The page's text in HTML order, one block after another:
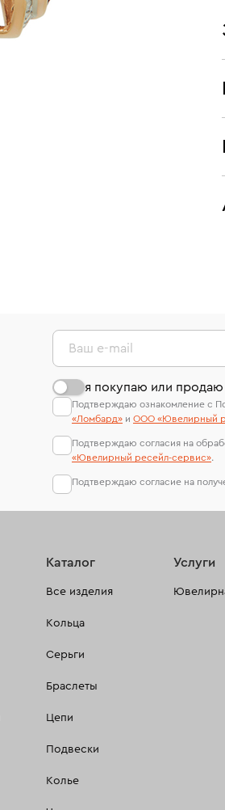
Ваш e-mail
я покупаю или
Подтверждаю ознакомление с
«Ломбард» и ООО «Ювелирный
Подтверждаю согласия на
«Ювелирный ресейл-сервиc».
Подтверждаю согласие на
Каталог
Все изделия
Кольца
Серьги
Браслеты
Цепи
Подвески
Колье
Услуги